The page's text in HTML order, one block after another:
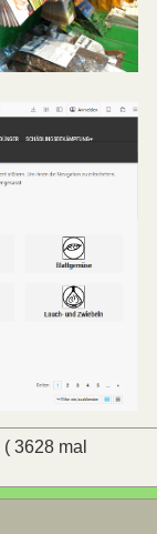
( 3628 mal